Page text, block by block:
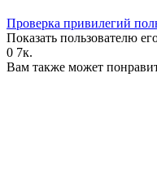
Проверка привилегий
Показать пользователю
0 7к.
Вам также может